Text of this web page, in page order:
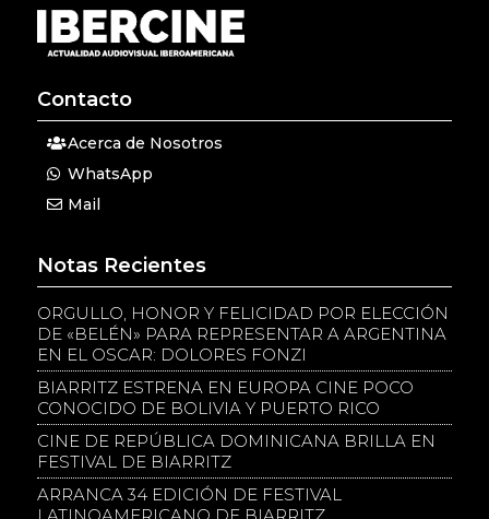
Contacto
Acerca de Nosotros
WhatsApp
Mail
Notas Recientes
ORGULLO, HONOR Y FELICIDAD POR ELECCIÓN
DE «BELÉN» PARA REPRESENTAR A ARGENTINA
EN EL OSCAR: DOLORES FONZI
BIARRITZ ESTRENA EN EUROPA CINE POCO
CONOCIDO DE BOLIVIA Y PUERTO RICO
CINE DE REPÚBLICA DOMINICANA BRILLA EN
FESTIVAL DE BIARRITZ
ARRANCA 34 EDICIÓN DE FESTIVAL